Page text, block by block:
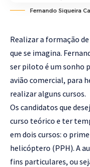
Fernando Siqueira
Realizar a formação
que se imagina.
ser piloto é um sonho
avião comercial, para
realizar alguns cursos.
Os candidatos que
curso teórico e ter
em dois cursos: o
helicóptero (PPH). A
fins particulares, ou